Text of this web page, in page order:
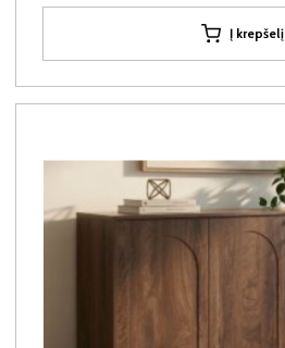
Į krepšelį